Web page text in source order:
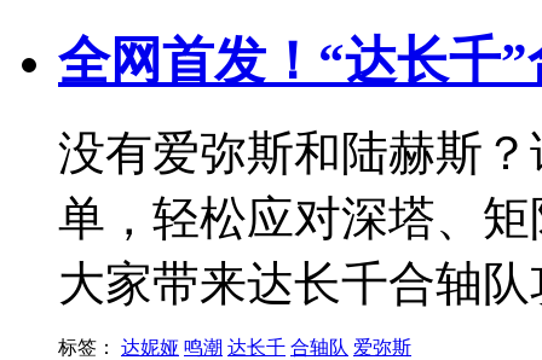
全网首发！“达长千
没有爱弥斯和陆赫斯
单，轻松应对深塔、
大家带来达长千合轴
标签： 达妮娅 鸣潮 达长千 合轴队 爱弥斯